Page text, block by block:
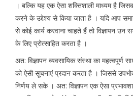
। बल्कि यह एक ऐसा शक्तिशाली माध्यम है
करने के उद्देश्य से किया जाता है । यदि आप
से कोई कार्य करवाना चाहते हैं तो विज्ञापन
के लिए प्रोत्साहित करता है ।
अत: विज्ञापन व्यवसायिक संस्था का महत्वपूर्ण
को ऐसी सूचनाएं प्रदान करता है । जिससे
निर्णय ले सके । अत: विज्ञापन एक ऐसा